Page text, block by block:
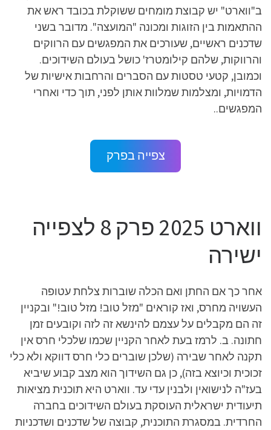
ב"ווארט" יש קבוצת מומחים ששוקלת בכובד ראש את
ההתאמות בין הזוגות ומכונה "המועצה". מדובר בשני
שדכנים ראשיים, שעורכים את המפגשים עם הרווקים
והרווקות, שלהם קילומטרז' כושל בעולם השידוכים.
וכמובן, קטעי טסטות עם הסברים והרחבות אישיות של
הדמויות, ומצלמות שמלוות אותן לפני, תוך כדי ואחרי
המפגשים..
צפייה בפרק
ווארט 2025 פרק 8 לצפייה
ישירה
אחר כך אם החתן ואם הכלה שוברות צלחת עטופה
העשויה מחרס, ואז קוראים "מזל טוב! מזל טוב!" ובקניין
זה הם מקבלים על עצמם להינשא זה לזה וקובעים זמן
חתונה. ב. לרמז בעת לאחר הקניין שכמו שלכלי חרס אין
תקנה לאחר שבירה (שלכן שוברים כלי חרס דווקא ולא כלי
זכוכית וכיוצא בזה), כן גם השידוך הוא מצב קבוע שיביא
בעז"ה לנישואין ולבנין עדי עד. ווארט היא תוכנית מציאות
תיעודית ישראלית העוסקת בעולם השידוכים בחברה
החרדית. במסגרת התוכנית, קבוצה של שדכנים ושדכניות